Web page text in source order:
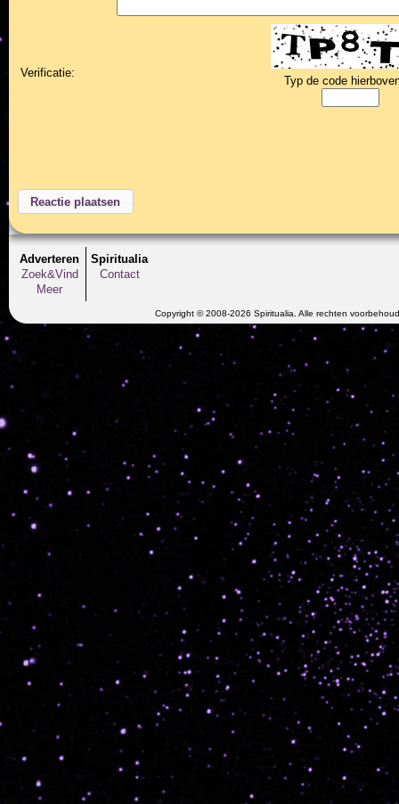
Verificatie:
Typ de code
Adverteren
Zoek&Vind
Meer
Spiritualia
Contact
Copyright © 2008-2026 Spiritualia. Alle rechten